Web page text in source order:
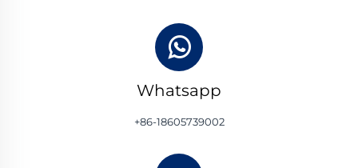
Whatsapp
+86-18605739002